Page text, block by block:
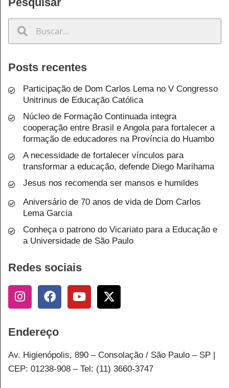
Posts recentes
Participação de Dom Carlos Lema no V Congresso
Unitrinus de Educação Católica
Núcleo de Formação Continuada integra
cooperação entre Brasil e Angola para fortalecer a
formação de educadores na Província do Huambo
A necessidade de fortalecer vínculos para
transformar a educação, defende Diego Marihama
Jesus nos recomenda ser mansos e humildes
Aniversário de 70 anos de vida de Dom Carlos
Lema Garcia
Conheça o patrono do Vicariato para a Educação e
a Universidade de São Paulo
Redes sociais
Endereço
Av. Higienópolis, 890 – Consolação / São Paulo – SP |
CEP: 01238-908 – Tel: (11) 3660-3747